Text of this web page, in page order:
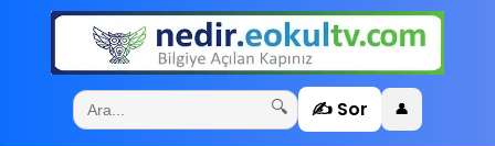
🔍 ✍️ Sor 👤